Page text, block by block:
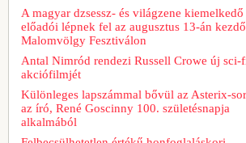
A magyar dzsessz- és világzene kiemelkedő
előadói lépnek fel az augusztus 13-án
Malomvölgy Fesztiválon
Antal Nimród rendezi Russell Crowe új sci-
akciófilmjét
Különleges lapszámmal bővül az Asterix-
az író, René Goscinny 100. születésnapja
alkalmából